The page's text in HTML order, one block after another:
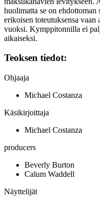
huolimatta se on ehdottoman
erikoisen toteutuksensa vaan
vuoksi. Kymppitonnilla ei
aikaiseksi.
Teoksen tiedot:
Ohjaaja
Michael Costanza
Käsikirjoittaja
Michael Costanza
producers
Beverly Burton
Calum Waddell
Näyttelijät